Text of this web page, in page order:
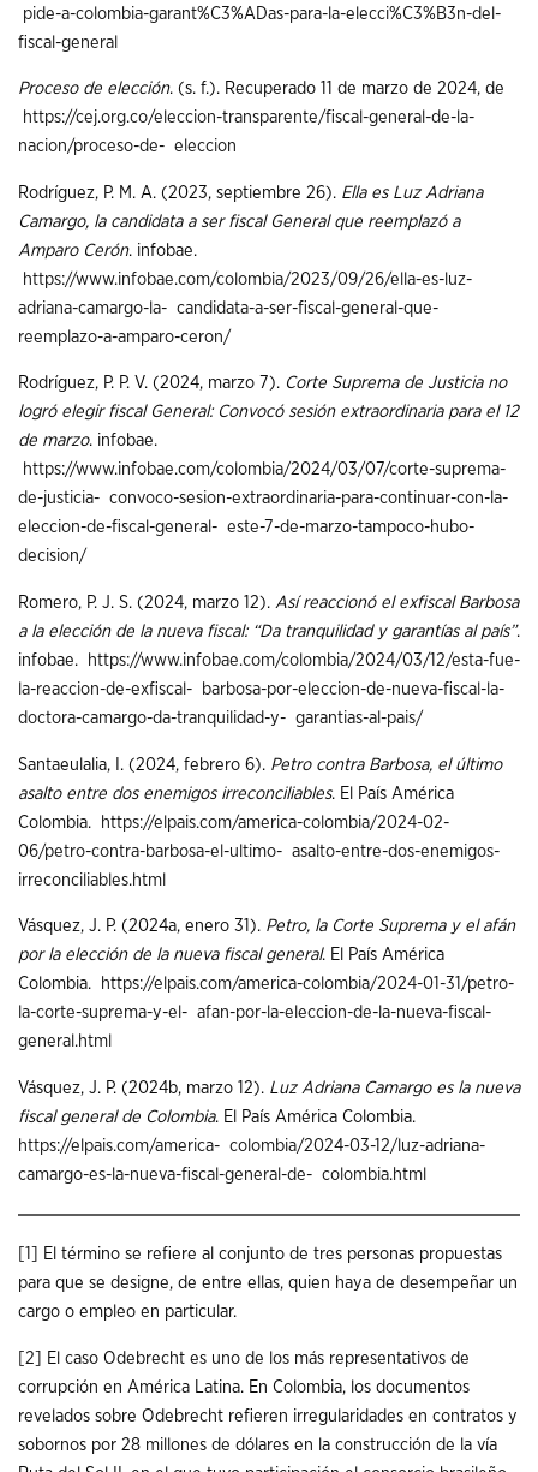
pide-a-colombia-garant%C3%ADas-para-la-elecci%C3%B3n-del-
fiscal-general
Proceso de elección. (s. f.). Recuperado 11 de marzo de 2024, de
https://cej.org.co/eleccion-transparente/fiscal-general-de-la-
nacion/proceso-de- eleccion
Rodríguez, P. M. A. (2023, septiembre 26). Ella es Luz Adriana
Camargo, la candidata a ser fiscal General que reemplazó a
Amparo Cerón. infobae.
https://www.infobae.com/colombia/2023/09/26/ella-es-luz-
adriana-camargo-la- candidata-a-ser-fiscal-general-que-
reemplazo-a-amparo-ceron/
Rodríguez, P. P. V. (2024, marzo 7). Corte Suprema de Justicia no
logró elegir fiscal General: Convocó sesión extraordinaria para el 12
de marzo. infobae.
https://www.infobae.com/colombia/2024/03/07/corte-suprema-
de-justicia- convoco-sesion-extraordinaria-para-continuar-con-la-
eleccion-de-fiscal-general- este-7-de-marzo-tampoco-hubo-
decision/
Romero, P. J. S. (2024, marzo 12). Así reaccionó el exfiscal Barbosa
a la elección de la nueva fiscal: “Da tranquilidad y garantías al país”.
infobae.
https://www.infobae.com/colombia/2024/03/12/esta-fue-
la-reaccion-de-exfiscal-
barbosa-por-eleccion-de-nueva-fiscal-la-
doctora-camargo-da-tranquilidad-y- garantias-al-pais/
Santaeulalia, I. (2024, febrero 6). Petro contra Barbosa, el último
asalto entre dos enemigos irreconciliables. El País América
Colombia.
https://elpais.com/america-colombia/2024-02-
06/petro-contra-barbosa-el-ultimo- asalto-entre-dos-enemigos-
irreconciliables.html
Vásquez, J. P. (2024a, enero 31). Petro, la Corte Suprema y el afán
por la elección de la nueva fiscal general. El País América
Colombia.
https://elpais.com/america-colombia/2024-01-31/petro-
la-corte-suprema-y-el- afan-por-la-eleccion-de-la-nueva-fiscal-
general.html
Vásquez, J. P. (2024b, marzo 12). Luz Adriana Camargo es la nueva
fiscal general de Colombia. El País América Colombia.
https://elpais.com/america- colombia/2024-03-12/luz-adriana-
camargo-es-la-nueva-fiscal-general-de- colombia.html
[1]
El término se refiere al conjunto de tres personas propuestas
para que se designe, de entre ellas, quien haya de desempeñar un
cargo o empleo en particular.
[2]
El caso Odebrecht es uno de los más representativos de
corrupción en América Latina. En Colombia, los documentos
revelados sobre Odebrecht refieren irregularidades en contratos y
sobornos por 28 millones de dólares en la construcción de la vía